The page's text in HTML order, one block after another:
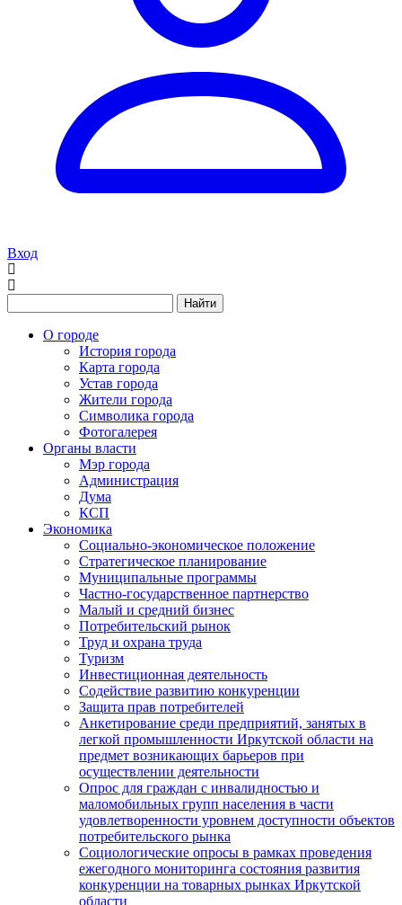
Вход
Найти
О городе
История города
Карта города
Устав города
Жители города
Символика города
Фотогалерея
Органы власти
Мэр города
Администрация
Дума
КСП
Экономика
Социально-экономическое положение
Стратегическое планирование
Муниципальные программы
Частно-государственное партнерство
Малый и средний бизнес
Потребительский рынок
Труд и охрана труда
Туризм
Инвестиционная деятельность
Содействие развитию конкуренции
Защита прав потребителей
Анкетирование среди предприятий, занятых в
легкой промышленности Иркутской области на
предмет возникающих барьеров при
осуществлении деятельности
Опрос для граждан с инвалидностью и
маломобильных групп населения в части
удовлетворенности уровнем доступности объектов
потребительского рынка
Социологические опросы в рамках проведения
ежегодного мониторинга состояния развития
конкуренции на товарных рынках Иркутской
области